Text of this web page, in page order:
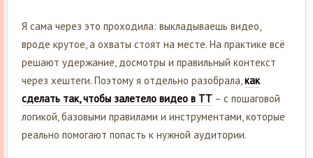
Я сама через это проходила: выкладываешь видео,
вроде крутое, а охваты стоят на месте. На практике всё
решают удержание, досмотры и правильный контекст
через хештеги. Поэтому я отдельно разобрала,как
сделать так, чтобы залетело видео в ТТ – с пошаговой
логикой, базовыми правилами и инструментами, которые
реально помогают попасть к нужной аудитории.